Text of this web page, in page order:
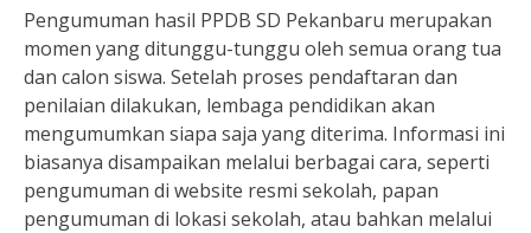
Pengumuman hasil PPDB SD Pekanbaru merupakan
momen yang ditunggu-tunggu oleh semua orang tua
dan calon siswa. Setelah proses pendaftaran dan
penilaian dilakukan, lembaga pendidikan akan
mengumumkan siapa saja yang diterima. Informasi ini
biasanya disampaikan melalui berbagai cara, seperti
pengumuman di website resmi sekolah, papan
pengumuman di lokasi sekolah, atau bahkan melalui